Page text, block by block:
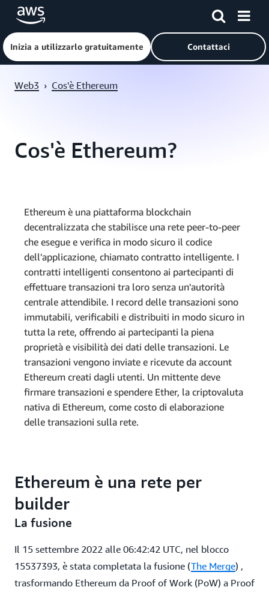
Inizia a utilizzarlo gratuitamente Contattaci
Web3 › Cos'è Ethereum
Cos'è Ethereum?
Ethereum è una piattaforma blockchain
decentralizzata che stabilisce una rete peer-to-peer
che esegue e verifica in modo sicuro il codice
dell'applicazione, chiamato contratto intelligente. I
contratti intelligenti consentono ai partecipanti di
effettuare transazioni tra loro senza un'autorità
centrale attendibile. I record delle transazioni sono
immutabili, verificabili e distribuiti in modo sicuro in
tutta la rete, offrendo ai partecipanti la piena
proprietà e visibilità dei dati delle transazioni. Le
transazioni vengono inviate e ricevute da account
Ethereum creati dagli utenti. Un mittente deve
firmare transazioni e spendere Ether, la criptovaluta
nativa di Ethereum, come costo di elaborazione
delle transazioni sulla rete.
Ethereum è una rete per
builder
La fusione
Il 15 settembre 2022 alle 06:42:42 UTC, nel blocco
15537393, è stata completata la fusione (The Merge) ,
trasformando Ethereum da Proof of Work (PoW) a Proof